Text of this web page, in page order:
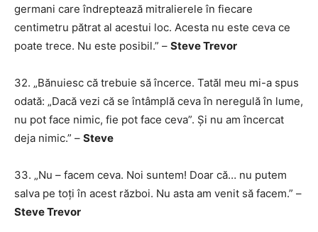
germani care îndreptează mitralierele în fiecare
centimetru pătrat al acestui loc. Acesta nu este ceva ce
poate trece. Nu este posibil.” – Steve Trevor
32. „Bănuiesc că trebuie să încerce. Tatăl meu mi-a spus
odată: „Dacă vezi că se întâmplă ceva în neregulă în lume,
nu pot face nimic, fie pot face ceva”. Și nu am încercat
deja nimic.” – Steve
33. „Nu – facem ceva. Noi suntem! Doar că… nu putem
salva pe toți în acest război. Nu asta am venit să facem.” –
Steve Trevor